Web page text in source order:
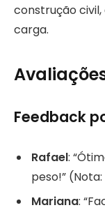
construção
carga.
Feedback
Rafael:
peso!”
Mariana: